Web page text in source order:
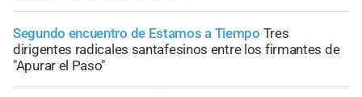
Segundo encuentro de Estamos a Tiempo Tres
dirigentes radicales santafesinos entre los firmantes de
"Apurar el Paso"